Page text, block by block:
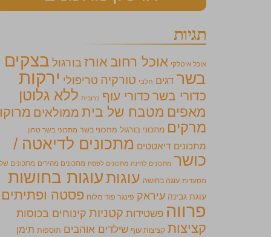
תגיות
אוכל איטלקי אוכל רחוב אורזבורגול בצקים
בשר דגים חלבי טורקיה טריפולי ירקות
כדורי בשר כדורי עוף כרובית ללא גלוטן
מאפים מטבח של בית ממולאים מרוקו
מרקים מתכוני בורגול מתכוני בשר מתכוני בשר טחון
מתכונים דיאטטים מתכונים לדיאטה /
כושר מתכונים לחינה מתכונים לפסח מתכונים מהירים מתכונים של
מסעדות עוגה בחושה עוגותעוגות בחושות
עוגת גבינה עיראק פינגר פוד מלוח פסטה ופתיתים
פרווה פשטידות קטניות קינוחים בכוסות
קציצות קציצות עוף שילדים אוהבים תוספות תימן